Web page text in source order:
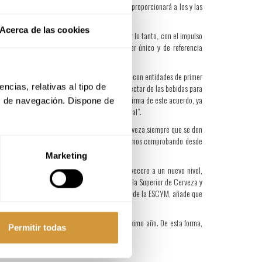
Acerca de las cookies
relativas al tipo de
navegación. Dispone de
Marketing
Permitir todas
toda la cadena de valor del sector y proporcionará a los y las
Este programa formativo cuenta, por lo tanto, con el impulso
del currículo, convirtiéndolo en un máster único y de referencia
de excelencia basada en la colaboración con entidades de primer
la mano con uno de los referentes en el sector de las bebidas para
“verdaderamente felices con la firma de este acuerdo, ya
e innovadora, con una mirada internacional”.
puede suponer para la producción de cerveza siempre que se den
un gran recorrido en Euskadi como estamos comprobando desde
Wine & Drinks elevará nuestro máster cervecero a un nuevo nivel,
que “este maridaje entre la actual Escuela Superior de Cerveza y
Por su parte, Felisa Bartolomé, presidenta de la ESCYM, añade que
objetivo de lanzar las inscripciones el próximo año. De esta forma,